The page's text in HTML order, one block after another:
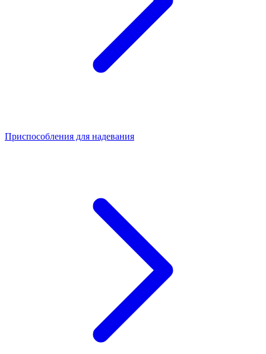
Приспособления для надевания